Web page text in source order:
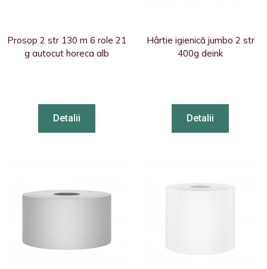
Prosop 2 str 130 m 6 role 21
g autocut horeca alb
Detalii
Hârtie igienică jumbo 2 str
400g deink
Detalii